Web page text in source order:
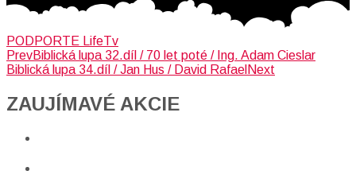
PODPORTE LifeTv
PrevBiblická lupa 32.díl / 70 let poté / Ing. Adam Cieslar
Biblická lupa 34.díl / Jan Hus / David Rafael Next
ZAUJÍMAVÉ AKCIE​